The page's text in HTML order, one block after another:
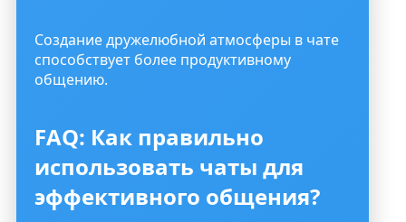
Создание дружелюбной атмосферы в чате
способствует более продуктивному
общению.
FAQ: Как правильно
использовать чаты для
эффективного общения?